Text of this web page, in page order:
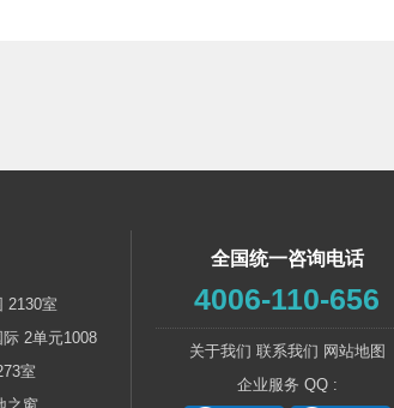
2130室
2单元1008
室
全国统一咨询电话
4006-110-656
关于我们 联系我们 网站地图
企业服务 QQ :